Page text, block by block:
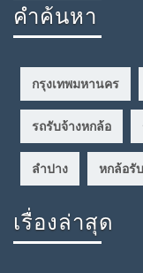
คำค้นหา
กรุงเทพมหานคร
รถรับจ้างหกล้อ
ลำปาง หกล้อรั
เรื่องล่าสุด